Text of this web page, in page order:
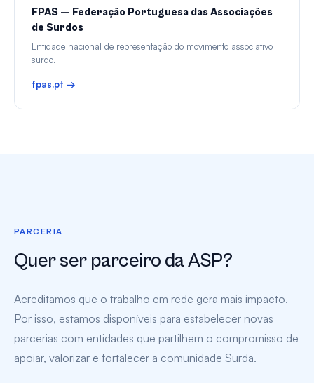
FPAS — Federação Portuguesa das Associações
de Surdos
Entidade nacional de representação do movimento associativo
surdo.
fpas.pt →
PARCERIA
Quer ser parceiro da ASP?
Acreditamos que o trabalho em rede gera mais impacto.
Por isso, estamos disponíveis para estabelecer novas
parcerias com entidades que partilhem o compromisso de
apoiar, valorizar e fortalecer a comunidade Surda.